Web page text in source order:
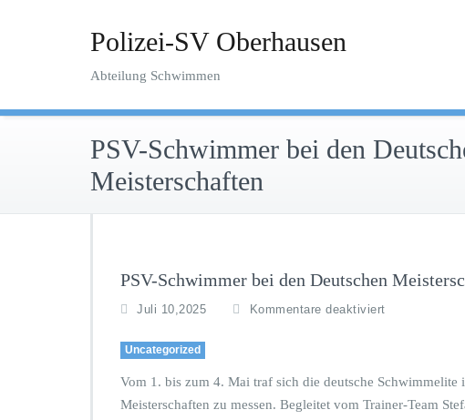
Polizei-SV Oberhausen
Abteilung Schwimmen
PSV-Schwimmer bei den
Meisterschaften
PSV-Schwimmer bei den Deutschen
Juli 10,2025 Kommentare deaktiviert
S
V
Uncategorized
Vom 1. bis zum 4. Mai traf sich die deutsche
Meisterschaften zu messen. Begleitet vom Trainer-Team